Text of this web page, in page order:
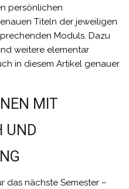
persönlichen
Titeln der jeweiligen
Moduls. Dazu
weitere elementar
in diesem Artikel genauer
MIT
UND
das nächste Semester –